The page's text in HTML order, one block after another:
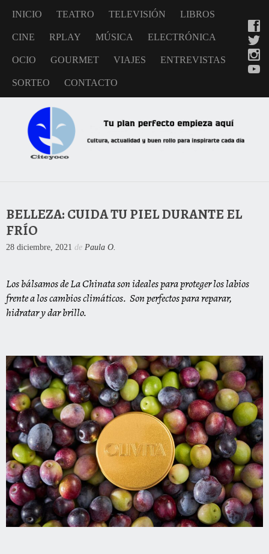
INICIO TEATRO TELEVISIÓN LIBROS
CINE RPLAY MÚSICA ELECTRÓNICA
OCIO GOURMET VIAJES ENTREVISTAS
SORTEO CONTACTO
BELLEZA: CUIDA TU PIEL DURANTE EL
FRÍO
28 diciembre, 2021 de Paula O.
Los bálsamos de La Chinata son ideales para proteger los labios
frente a los cambios climáticos. Son perfectos para reparar,
hidratar y dar brillo.